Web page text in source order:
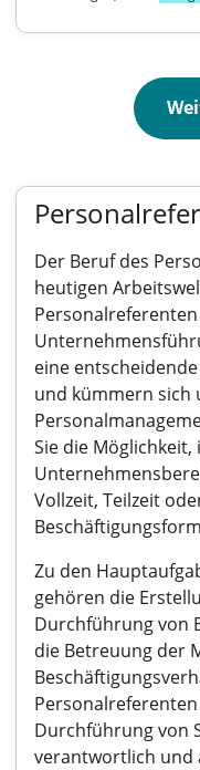
Der Beruf des
heutigen
eine
und kümmern sich
Sie die
Vollzeit, Teilzeit
Zu den
gehören die
Durchführung von
die Betreuung der
Durchführung von
verantwortlich und